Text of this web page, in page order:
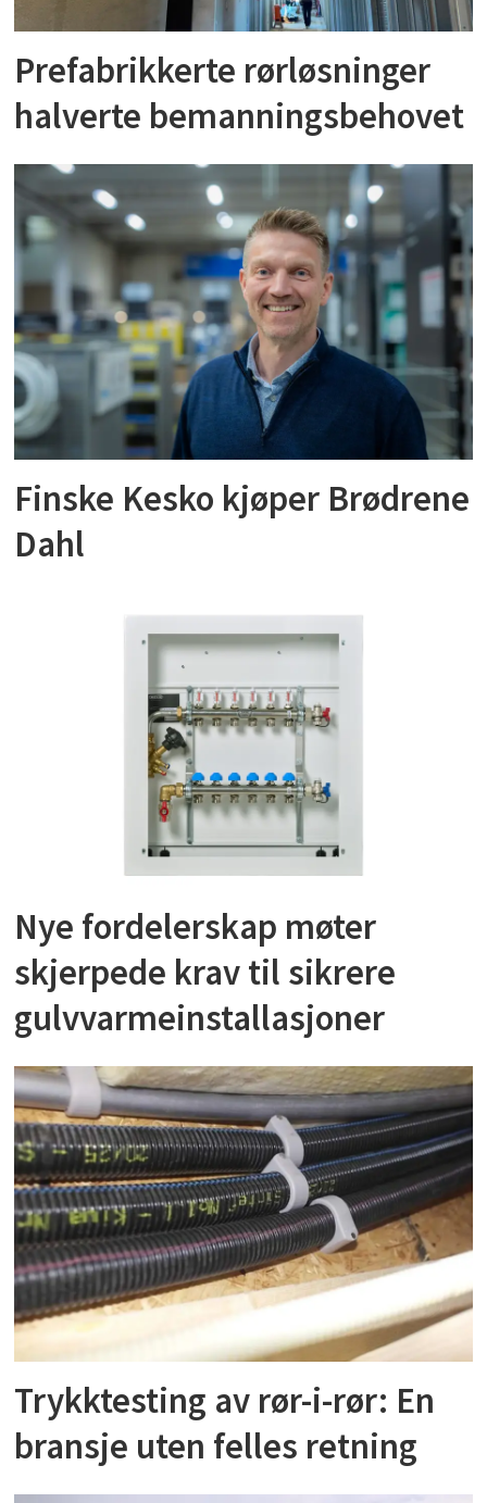
Prefabrikkerte rørløsninger
halverte bemanningsbehovet
Finske Kesko kjøper Brødrene
Dahl
Nye fordelerskap møter
skjerpede krav til sikrere
gulvvarmeinstallasjoner
Trykktesting av rør-i-rør: En
bransje uten felles retning